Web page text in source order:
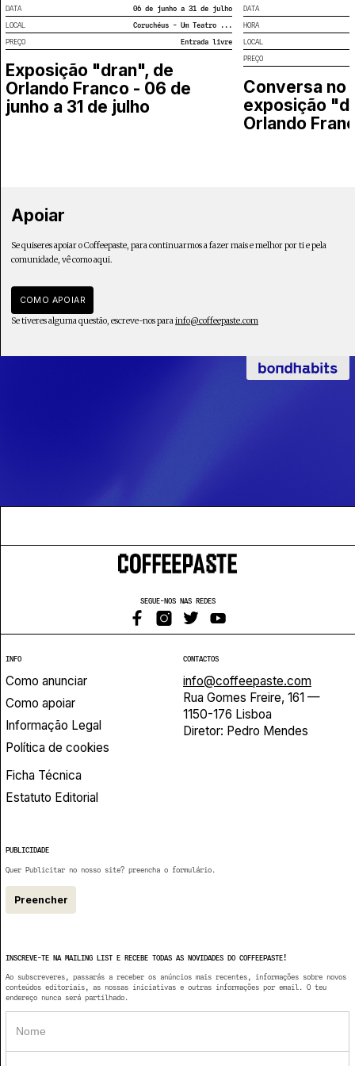
DATA
06 de junho a 31 de julho
LOCAL
Coruchéus - Um Teatro ...
PREÇO
Entrada livre
Exposição "dran", de
Orlando Franco - 06 de
junho a 31 de julho
DATA
HORA
LOCAL
PREÇO
Conversa no
exposição
Orlando
Apoiar
Se quiseres apoiar o Coffeepaste, para continuarmos a fazer mais e melhor por ti e pela
comunidade, vê como aqui.
COMO APOIAR
Se tiveres alguma questão, escreve-nos parainfo@coffeepaste.com
SEGUE-NOS NAS REDES
INFO
Como anunciar
Como apoiar
Informação Legal
Política de cookies
Ficha Técnica
Estatuto Editorial
CONTACTOS
info@coffeepaste.com
Rua Gomes Freire, 161 —
1150-176 Lisboa
Diretor: Pedro Mendes
PUBLICIDADE
Quer Publicitar no nosso site? preencha o formulário.
Preencher
INSCREVE-TE NA MAILING LIST E RECEBE TODAS AS NOVIDADES DO COFFEEPASTE!
Ao subscreveres, passarás a receber os anúncios mais recentes, informações sobre novos
conteúdos editoriais, as nossas iniciativas e outras informações por email. O teu
endereço nunca será partilhado.